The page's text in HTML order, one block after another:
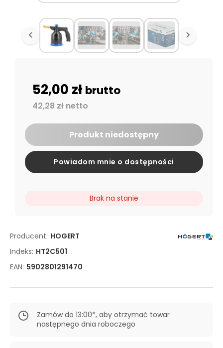
Producent: HOGERT
Indeks: HT2C501
EAN: 5902801291470
Zamów do 13:00*, aby otrzymać towar
następnego dnia roboczego
52,00 złbrutto
42,28 zł netto
Produkt niedostępny
Powiadom mnie o dostępności
Brak na stanie